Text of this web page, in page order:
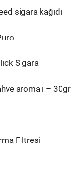
sigara kağıdı
Sigara
aromalı – 30gr
Filtresi